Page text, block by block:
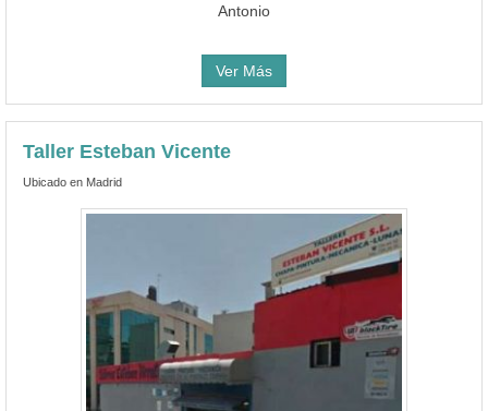
Antonio
Ver Más
Taller Esteban Vicente
Ubicado en Madrid